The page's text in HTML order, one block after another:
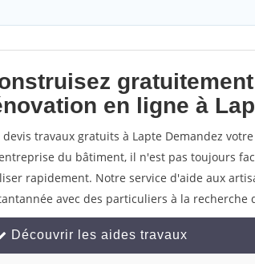
en ligne à
devis travaux gratuits à Lapte Demandez
du bâtiment, il n'est pas toujours
rapidement. Notre service d'aide aux
avec des particuliers à la